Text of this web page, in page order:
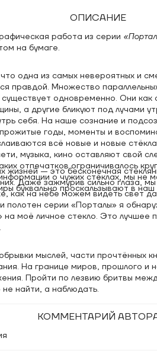
ОПИСАНИЕ
работа из серии
на бумаге.
одна из самых невероятных и
правдой. Множество
одновременно. Они как
а другие бликуют под лучами
себя. На наше сознание и
годы, моменты и
всё новые и новые
музыка, кино оставляют свой
отпечатков ограничивалось
о чужих стёклах, мы не
буквально проскальзывают в наш
жизней — это бесконечная
Даже зажмурив сильно глаза,
как на небе можем видеть свет
полотен серии «Порталы» я
на моё личное стекло. Это лучшее
мыслей, части прочтённых
На границе миров, прошлого и
Пройти по лезвию бритвы
найти, а наблюдать.
КОММЕНТАРИЙ